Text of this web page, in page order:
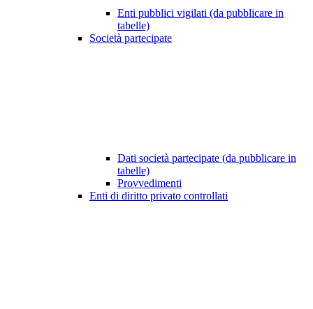
Enti pubblici vigilati (da pubblicare in
tabelle)
Società partecipate
Dati società partecipate (da pubblicare in
tabelle)
Provvedimenti
Enti di diritto privato controllati